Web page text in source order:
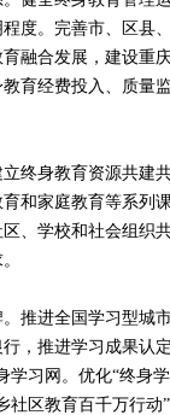
度。完善市、区县
融合发展，建设重
育经费投入、质量
身教育资源共建
和家庭教育等系列
、学校和社会组织
进全国学习型城
，推进学习成果认
习网。优化“终身
社区教育百千万行动